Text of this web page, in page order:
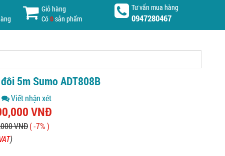
Giỏ hàng
Có0sản phẩm
Tư vấn mua hàng
0947280467
5m Sumo ADT808B
Viết nhận xét
VNĐ
VNĐ( -7% )
)